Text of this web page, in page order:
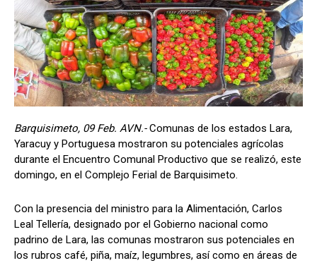
Barquisimeto, 09 Feb. AVN.-Comunas de los estados Lara,
Yaracuy y Portuguesa mostraron su potenciales agrícolas
durante el Encuentro Comunal Productivo que se realizó, este
domingo, en el Complejo Ferial de Barquisimeto.
Con la presencia del ministro para la Alimentación, Carlos
Leal Tellería, designado por el Gobierno nacional como
padrino de Lara, las comunas mostraron sus potenciales en
los rubros café, piña, maíz, legumbres, así como en áreas de